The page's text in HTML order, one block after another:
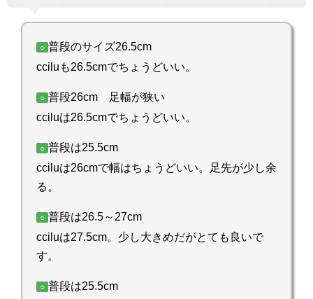
○ 普段のサイズ26.5cm
cciluも26.5cmでちょうどいい。
○ 普段26cm 足幅が狭い
cciluは26.5cmでちょうどいい。
○ 普段は25.5cm
cciluは26cmで幅はちょうどいい。足先が少し余
る。
○ 普段は26.5～27cm
cciluは27.5cm。少し大きめだがとても良いで
す。
○ 普段は25.5cm